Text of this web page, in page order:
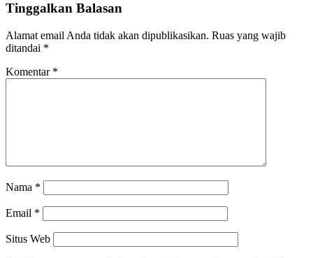
Tinggalkan Balasan
Alamat email Anda tidak akan dipublikasikan. Ruas yang wajib
ditandai *
Komentar *
Nama *
Email *
Situs Web